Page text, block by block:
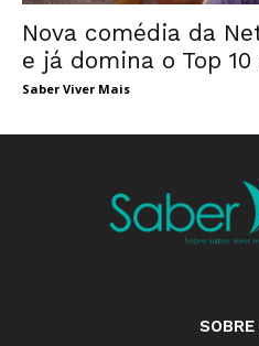
Nova comédia da
e já domina o Top
Saber Viver Mais